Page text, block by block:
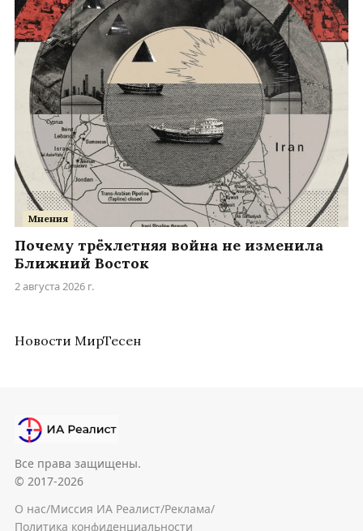
Мнения
Почему трёхлетняя война не изменила
Ближний Восток
2 августа 2026 г.
Новости МирТесен
Все права защищены.
© 2017-2026
О нас/Миссия ИА Реалист/Реклама/
Политика конфиденциальности